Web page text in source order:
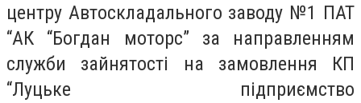
центру Автоскладального заводу №1 ПАТ
“АК “Богдан моторс” за направленням
служби зайнятості на замовлення КП
“Луцьке підприємство